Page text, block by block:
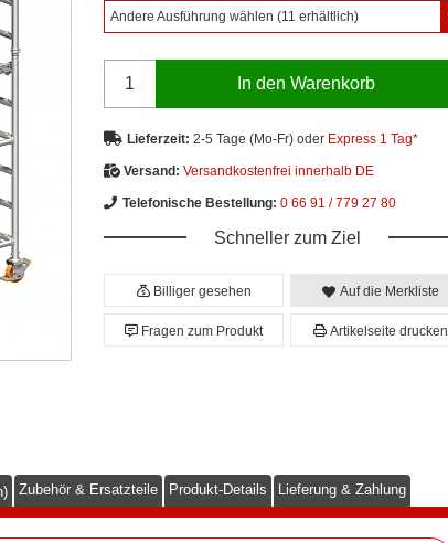
Andere Ausführung wählen (11 erhältlich)
In den Warenkorb
Lieferzeit: 2-5 Tage (Mo-Fr) oder Express 1 Tag*
Versand: Versandkostenfrei innerhalb DE
Telefonische Bestellung: 0 66 91 / 779 27 80
Schneller zum Ziel
Billiger gesehen Auf die Merkliste
Fragen zum Produkt Artikelseite drucken
Zubehör & Ersatzteile Produkt-Details Lieferung & Zahlung